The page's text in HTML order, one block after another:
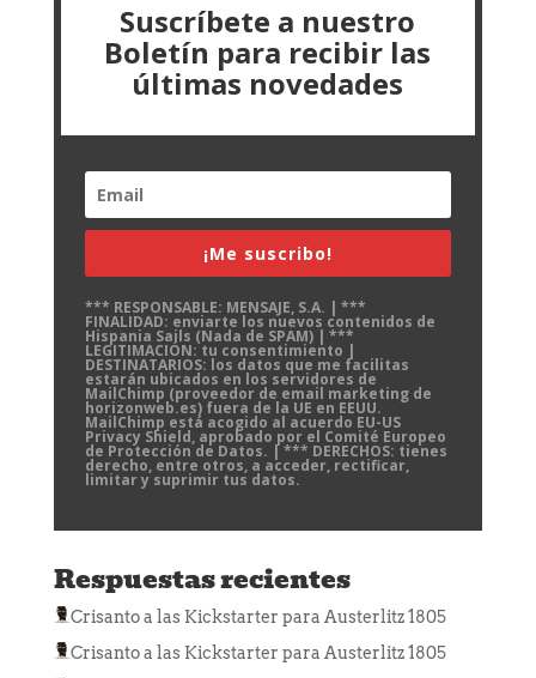
Suscríbete a nuestro
Boletín para recibir las
últimas novedades
¡Me suscribo!
*** RESPONSABLE: MENSAJE, S.A. | ***
FINALIDAD: enviarte los nuevos contenidos de
Hispania Sails (Nada de SPAM) | ***
LEGITIMACIÓN: tu consentimiento |
DESTINATARIOS: los datos que me facilitas
estarán ubicados en los servidores de
MailChimp (proveedor de email marketing de
horizonweb.es) fuera de la UE en EEUU.
MailChimp está acogido al acuerdo EU-US
Privacy Shield, aprobado por el Comité Europeo
de Protección de Datos. | *** DERECHOS: tienes
derecho, entre otros, a acceder, rectificar,
limitar y suprimir tus datos.
Respuestas recientes
Crisantoa las Kickstarter para Austerlitz 1805
Crisantoa las Kickstarter para Austerlitz 1805